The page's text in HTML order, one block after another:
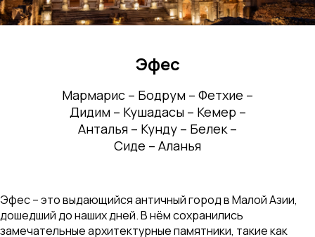
Эфес
Мармарис – Бодрум – Фетхие –
Дидим – Кушадасы – Кемер –
Анталья – Кунду – Белек –
Сиде – Аланья
Эфес – это выдающийся античный город в Малой Азии,
дошедший до наших дней. В нём сохранились
замечательные архитектурные памятники, такие как